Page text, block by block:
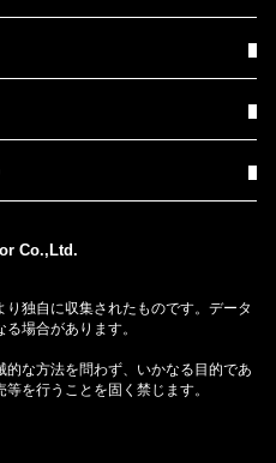
Co.,Ltd.
独自に収集されたものです。データ
場合があります。
な方法を問わず、いかなる目的であ
を行うことを固く禁じます。